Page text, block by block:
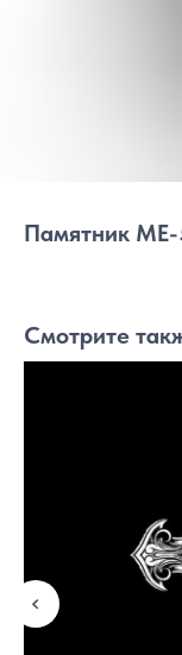
Памятник
Смотрите